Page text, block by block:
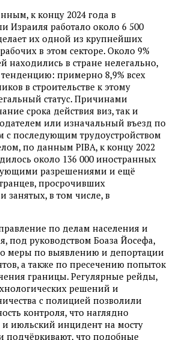
к концу 2024 года в
Израиля работало около 6 500
их одной из крупнейших
в этом секторе. Около 9%
находились в стране нелегально,
примерно 8,9% всех
в строительстве к этому
статус. Причинами
срока действия виз, так и
или изначальный въезд по
с последующим трудоустройством
по данным PIBA, к концу 2022
около 136 000 иностранных
разрешениями и ещё
просрочивших
занятых, в том числе, в
по делам населения и
под руководством Боаза Йосефа,
меры по выявлению и депортации
а также по пресечению попыток
границы. Регулярные рейды,
решений и
с полицией позволили
контроля, что наглядно
июльский инцидент на мосту
подчёркивают, что подобные